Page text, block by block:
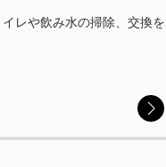
レや飲み水の掃除、交換を